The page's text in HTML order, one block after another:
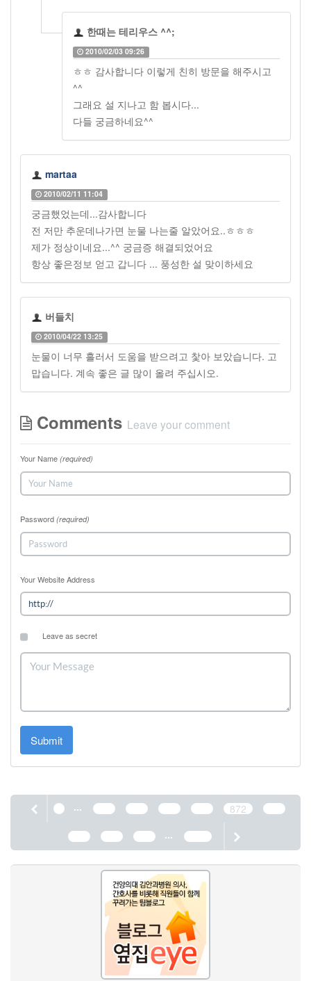
한때는 테리우스 ^^;
2010/02/03 09:26
ㅎㅎ 감사합니다 이렇게 친히 방문을 해주시고
^^
그래요 설 지나고 함 봅시다...
다들 궁금하네요^^
martaa
2010/02/11 11:04
궁금했었는데...감사합니다
전 저만 추운데나가면 눈물 나는줄 알았어요..ㅎㅎㅎ
제가 정상이네요...^^ 궁금증 해결되었어요
항상 좋은정보 얻고 갑니다 ... 풍성한 설 맞이하세요
버들치
2010/04/22 13:25
눈물이 너무 흘러서 도움을 받으려고 찿아 보았습니다. 고
맙습니다. 계속 좋은 글 많이 올려 주십시오.
Comments Leave your comment
Your Name (required)
Password (required)
Your Website Address
Leave as secret
Submit
... 872
...